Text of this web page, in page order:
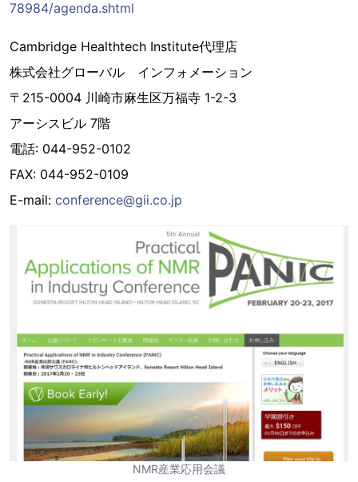
78984/agenda.shtml
Cambridge Healthtech Institute代理店
株式会社グローバル インフォメーション
〒215-0004 川崎市麻生区万福寺 1-2-3
アーシスビル 7階
電話: 044-952-0102
FAX: 044-952-0109
E-mail: conference@gii.co.jp
NMR産業応用会議